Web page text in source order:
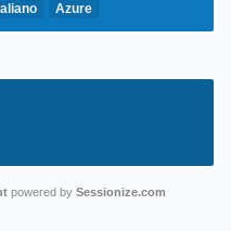
Azure
powered by Sessionize.com